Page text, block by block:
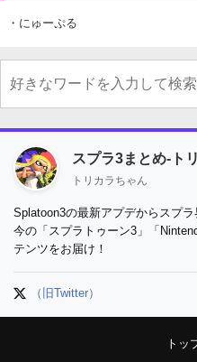
・にゅーぷる
スプラ3まとめ-ト
トリカラちゃん
Splatoon3の最新アプデからスプ
今の「スプラトゥーン3」「
テンツをお届け！
（旧Twitter）
トッ